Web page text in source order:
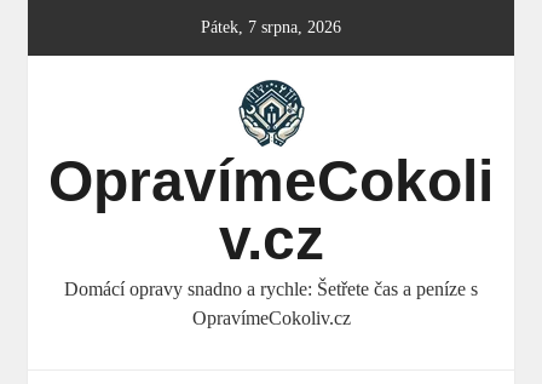
Pátek, 7 srpna, 2026
OpravímeCokoli
v.cz
Domácí opravy snadno a rychle: Šetřete čas a peníze s
OpravímeCokoliv.cz